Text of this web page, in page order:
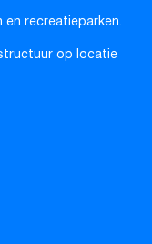
recreatieparken.
op locatie